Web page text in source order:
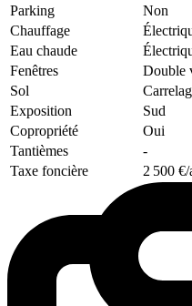
Parking
Non
Chauffage
Eau chaude
Fenêtres
Double
Sol
Exposition
Sud
Copropriété
Oui
Tantièmes
-
Taxe foncière
2 500 €/